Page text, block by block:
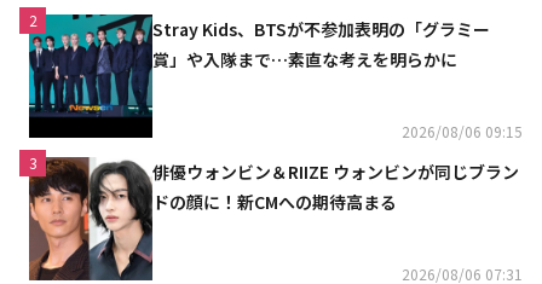
2
Stray Kids、BTSが不参加表明の「グラミー
賞」や入隊まで…素直な考えを明らかに
2026/08/06 09:15
3
俳優ウォンビン＆RIIZE ウォンビンが同じブラン
ドの顔に！新CMへの期待高まる
2026/08/06 07:31